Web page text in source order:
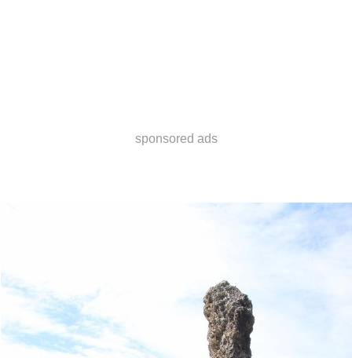
sponsored ads